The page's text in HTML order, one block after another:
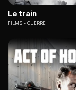
Le train
FILMS GUERRE